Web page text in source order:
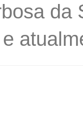
da